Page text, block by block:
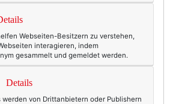
Webseiten-Besitzern zu verstehen,
interagieren, indem
gesammelt und gemeldet werden.
Details
werden von Drittanbietern oder Publishern